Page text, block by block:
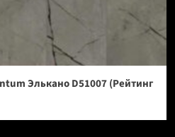
Элькано D51007 (Рейтинг